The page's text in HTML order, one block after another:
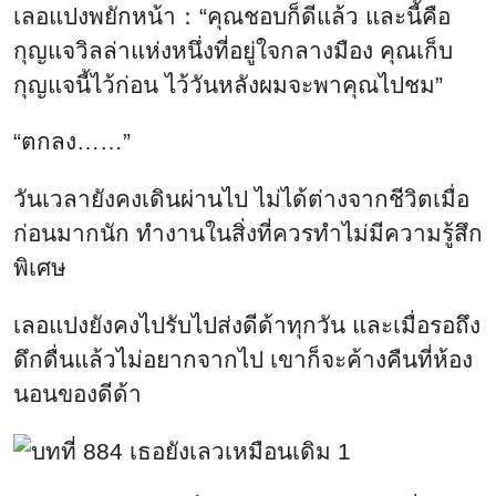
เลอแปงพยักหน้า：“คุณชอบก็ดีแล้ว และนี้คือ
กุญแจวิลล่าแห่งหนึ่งที่อยู่ใจกลางมือง คุณเก็บ
กุญแจนี้ไว้ก่อน ไว้วันหลังผมจะพาคุณไปชม”
“ตกลง……”
วันเวลายังคงเดินผ่านไป ไม่ได้ต่างจากชีวิตเมื่อ
ก่อนมากนัก ทำงานในสิ่งที่ควรทำไม่มีความรู้สึก
พิเศษ
เลอแปงยังคงไปรับไปส่งดีด้าทุกวัน และเมื่อรอถึง
ดึกดื่นแล้วไม่อยากจากไป เขาก็จะค้างคืนที่ห้อง
นอนของดีด้า